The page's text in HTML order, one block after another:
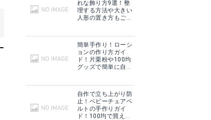
れな飾り方9選！整
理する方法や大きい
人形の置き方もご紹
簡単手作り！ローシ
ョンの作り方ガイ
ド！片栗粉や100均
グッズで簡単に自作
自作で立ち上がり防
止！ベビーチェアベ
ルトの手作りガイ
ド！100均で買える